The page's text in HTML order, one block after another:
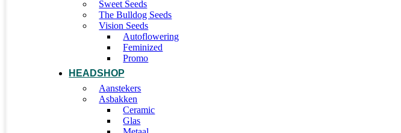
Sweet Seeds
The Bulldog Seeds
Vision Seeds
Autoflowering
Feminized
Promo
HEADSHOP
Aanstekers
Asbakken
Ceramic
Glas